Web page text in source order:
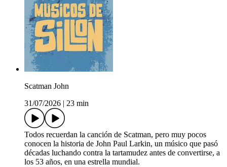
Scatman John
31/07/2026
23 min
Todos recuerdan la canción de Scatman, pero muy pocos
conocen la historia de John Paul Larkin, un músico que pasó
décadas luchando contra la tartamudez antes de convertirse, a
los 53 años, en una estrella mundial.